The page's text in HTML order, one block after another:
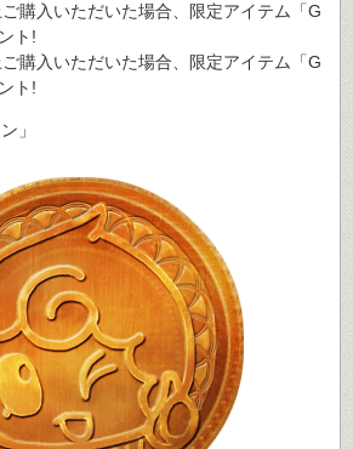
購入いただいた場合、限定アイテム「G
ト!
購入いただいた場合、限定アイテム「G
ト!
」